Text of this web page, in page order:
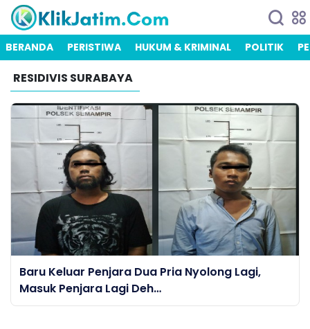
BERANDA PERISTIWA HUKUM & KRIMINAL POLITIK
RESIDIVIS SURABAYA
Baru Keluar Penjara Dua Pria Nyolong Lagi,
Masuk Penjara Lagi Deh…